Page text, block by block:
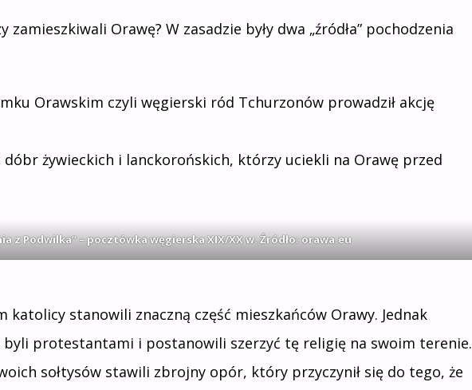
Orawę? W zasadzie były dwa „źródła” pochodzenia
Orawskim czyli węgierski ród Tchurzonów prowadził akcję
dóbr żywieckich i lanckorońskich, którzy uciekli na Orawę przed
z Podwilka” – pocztówka węgierska XIX/XX w. Źródło: orawa.eu
katolicy stanowili znaczną część mieszkańców Orawy. Jednak
byli protestantami i postanowili szerzyć tę religię na swoim terenie.
sołtysów stawili zbrojny opór, który przyczynił się do tego, że